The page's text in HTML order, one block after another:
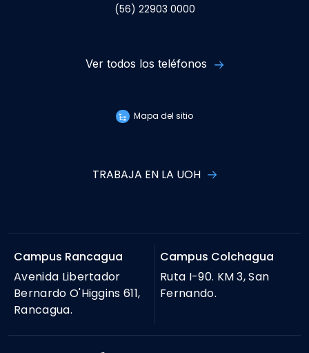
(56) 22903 0000
Ver todos los teléfonos
Mapa del sitio
TRABAJA EN LA UOH
Campus Rancagua
Avenida Libertador
Bernardo O'Higgins 611,
Rancagua.
Campus Colchagua
Ruta I-90. KM 3, San
Fernando.